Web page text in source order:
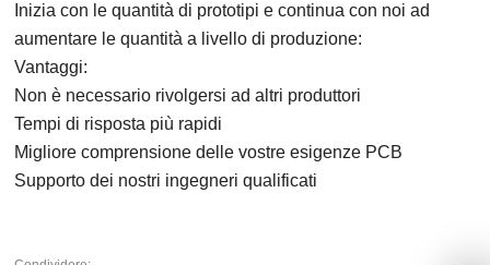
Inizia con le quantità di prototipi e continua con noi ad
aumentare le quantità a livello di produzione:
Vantaggi:
Non è necessario rivolgersi ad altri produttori
Tempi di risposta più rapidi
Migliore comprensione delle vostre esigenze PCB
Supporto dei nostri ingegneri qualificati